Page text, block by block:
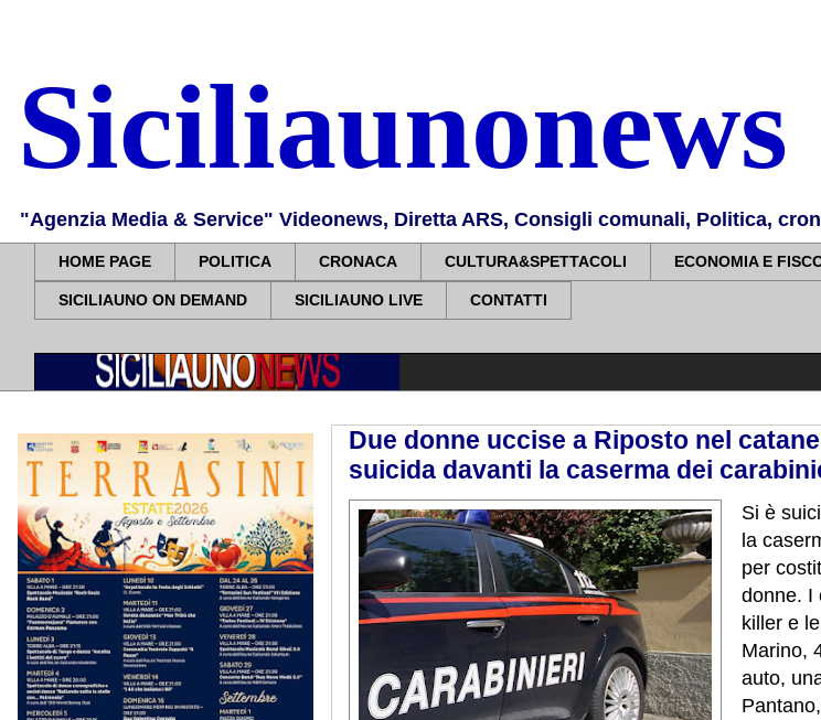
Siciliaunonews
"Agenzia Media & Service" Videonews, Diretta ARS, Consigli comunali, Politica,
HOME PAGE POLITICA CRONACA CULTURA&SPETTACOLI ECONOMIA E
SICILIAUNO ON DEMAND SICILIAUNO LIVE CONTATTI
Due donne uccise a Riposto nel
suicida davanti la caserma dei
Si è
la
per
donne. I
killer e
Marino,
auto,